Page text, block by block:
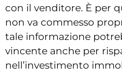
con il venditore. È per
non va commesso
tale informazione
vincente anche per
nell’investimento